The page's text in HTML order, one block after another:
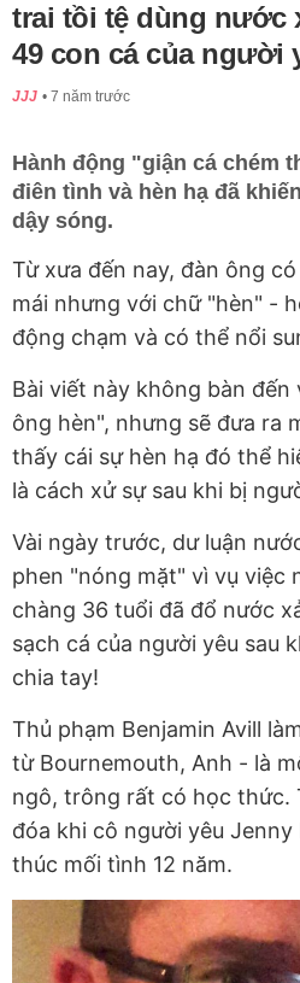
trai tồi tệ dùng nước
49 con cá của người
JJJ 7 năm trước
Hành động "giận cá chém
điên tình và hèn hạ đã
dậy sóng.
Từ xưa đến nay, đàn ông
mái nhưng với chữ "hèn" -
động chạm và có thể nổi
Bài viết này không bàn đến
ông hèn", nhưng sẽ đưa ra
thấy cái sự hèn hạ đó thể
là cách xử sự sau khi bị
Vài ngày trước, dư luận
phen "nóng mặt" vì vụ việc
chàng 36 tuổi đã đổ nước
sạch cá của người yêu sau
chia tay!
Thủ phạm Benjamin Avill
từ Bournemouth, Anh - là
ngô, trông rất có học thức.
đóa khi cô người yêu Jenny
thúc mối tình 12 năm.